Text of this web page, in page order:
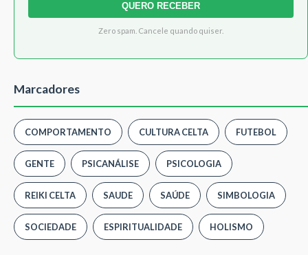
QUERO RECEBER
Zero spam. Cancele quando quiser.
Marcadores
COMPORTAMENTO CULTURA CELTA FUTEBOL
GENTE PSICANÁLISE PSICOLOGIA
REIKI CELTA SAUDE SAÚDE SIMBOLOGIA
SOCIEDADE ESPIRITUALIDADE HOLISMO